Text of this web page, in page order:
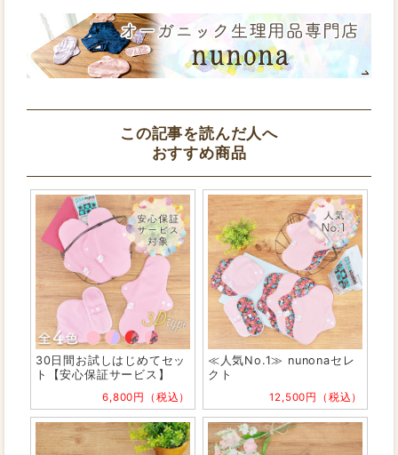
この記事を読んだ人へ
おすすめ商品
30日間お試しはじめてセッ
ト【安心保証サービス】
6,800円（税込）
≪人気No.1≫ nunonaセレ
クト
12,500円（税込）